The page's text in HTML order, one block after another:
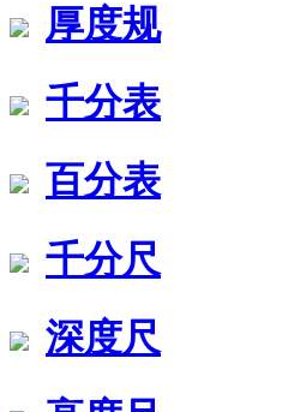
厚度规
千分表
百分表
千分尺
深度尺